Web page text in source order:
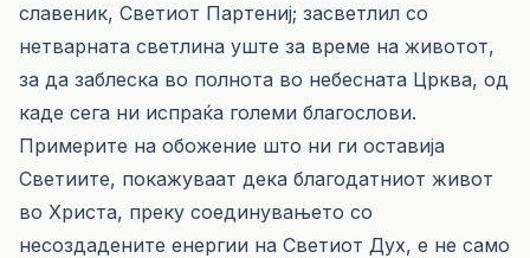
славеник, Светиот Партениј; засветлил со
нетварната светлина уште за време на животот,
за да заблеска во полнота во небесната Црква, од
каде сега ни испраќа големи благослови.
Примерите на обожение што ни ги оставија
Светиите, покажуваат дека благодатниот живот
во Христа, преку соединувањето со
несоздадените енергии на Светиот Дух, е не само